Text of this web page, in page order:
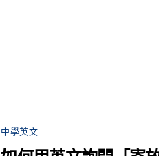
中學英文